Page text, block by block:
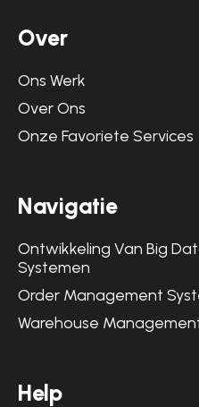
Over
Ons Werk
Over Ons
Onze Favoriete Services
Navigatie
Ontwikkeling Van Big
Systemen
Order Management
Warehouse
Help